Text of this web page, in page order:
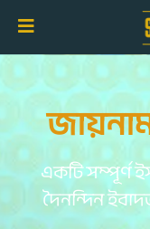
একটি সম্পূর্ণ
দৈনন্দিন